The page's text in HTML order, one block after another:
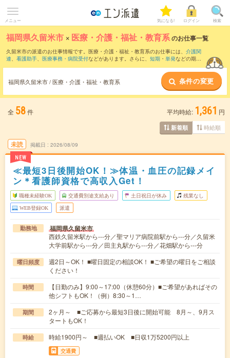
メニュー 気になる! ログイン 検索
福岡県久留米市 × 医療・介護・福祉・教育系のお仕事一覧
久留米市の派遣のお仕事情報です。医療・介護・福祉・教育系のお仕事には、 介護関
連、 看護助手、 医療事務・病院受付などがあります。さらに、 短期 ・ 単発などの期間
福岡県久留米市 / 医療・介護・福祉・教育系 条件の変更
全 58件 平均時給: 1,361 円
新着順 時給順
未読
NEW
掲載日 2026/08/09
≪最短3日後開始OK！≫体温・血圧の記録メイ
ン＊看護師資格で高収入Get！
職種未経験OK 交通費別途支給あり 土日祝日が休み 残業なし
WEB登録OK 派遣
勤務地 福岡県久留米市
西鉄久留米駅から---分／聖マリア病院前駅から---分／久留米
大学前駅から---分／田主丸駅から---分／花畑駅から---分
曜日頻度
週2日～OK！ ■曜日固定の相談OK！ ■ご希望の曜日をご相談
ください！
時間
【日勤のみ】9:00～17:00（休憩60分）■ご希望があればその
他シフトもOK！（例）8:30～1…
期間
2ヶ月～ ■ご応募から最短3日後に開始可能 8月～、9月ス
タートもOK！
時給 時給1900円～ ■週払いOK ■日収1万5200円以上
交通費